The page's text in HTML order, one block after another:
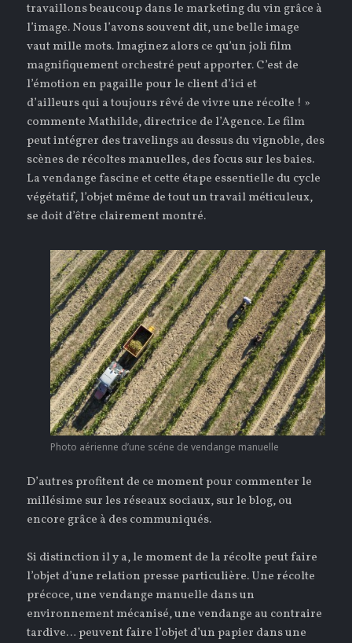
travaillons beaucoup dans le marketing du vin grâce à
l’image. Nous l’avons souvent dit, une belle image
vaut mille mots. Imaginez alors ce qu’un joli film
magnifiquement orchestré peut apporter. C’est de
l’émotion en pagaille pour le client d’ici et
d’ailleurs qui a toujours rêvé de vivre une récolte ! »
commente Mathilde, directrice de l’Agence. Le film
peut intégrer des travelings au dessus du vignoble, des
scènes de récoltes manuelles, des focus sur les baies.
La vendange fascine et cette étape essentielle du cycle
végétatif, l’objet même de tout un travail méticuleux,
se doit d’être clairement montré.
Photo aérienne d’une scéne de vendange manuelle
D’autres profitent de ce moment pour commenter le
millésime sur les réseaux sociaux, sur le blog, ou
encore grâce à des communiqués.
Si distinction il y a, le moment de la récolte peut faire
l’objet d’une relation presse particulière. Une récolte
précoce, une vendange manuelle dans un
environnement mécanisé, une vendange au contraire
tardive… peuvent faire l’objet d’un papier dans une